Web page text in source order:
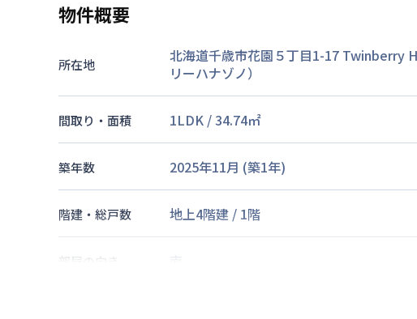
物件概要
所在地 北海道千歳市花園５丁目1-17 Twinberry
リーハナゾノ）
間取り・面積 1LDK /34.74㎡
築年数 2025年11月 (築1年)
階建・総戸数 地上4階建 / 1階
部屋の向き 南